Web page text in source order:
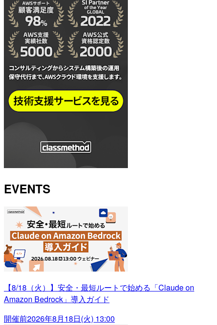
EVENTS
【8/18（火）】安全・最短ルートで始める「Claude on
Amazon Bedrock」導入ガイド
開催前2026年8月18日(火) 13:00